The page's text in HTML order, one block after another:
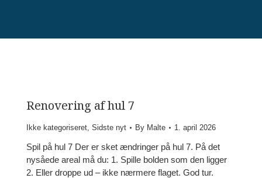
Renovering af hul 7
Ikke kategoriseret, Sidste nyt By Malte 1. april 2026
Spil på hul 7 Der er sket ændringer på hul 7. På det
nysåede areal må du: 1. Spille bolden som den ligger
2. Eller droppe ud – ikke nærmere flaget. God tur.